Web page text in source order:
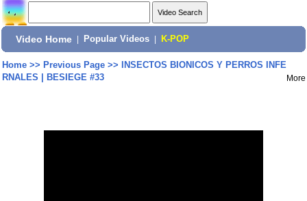
Video Home Popular Videos K-POP
Home>> Previous Page>>
INSECTOS BIONICOS Y PERROS INFE
RNALES | BESIEGE #33
More